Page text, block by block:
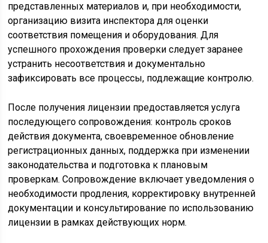
представленных материалов и, при необходимости,
организацию визита инспектора для оценки
соответствия помещения и оборудования. Для
успешного прохождения проверки следует заранее
устранить несоответствия и документально
зафиксировать все процессы, подлежащие контролю.
После получения лицензии предоставляется услуга
последующего сопровождения: контроль сроков
действия документа, своевременное обновление
регистрационных данных, поддержка при изменении
законодательства и подготовка к плановым
проверкам. Сопровождение включает уведомления о
необходимости продления, корректировку внутренней
документации и консультирование по использованию
лицензии в рамках действующих норм.